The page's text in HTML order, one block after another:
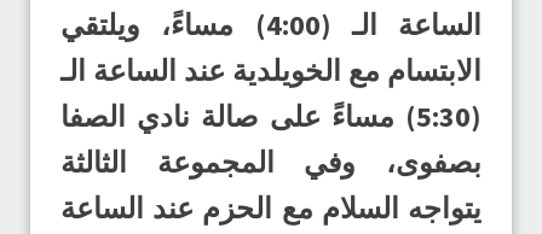
الساعة الـ (4:00) مساءً، ويلتقي
الابتسام مع الخويلدية عند الساعة الـ
(5:30) مساءً على صالة نادي الصفا
بصفوى، وفي المجموعة الثالثة
يتواجه السلام مع الحزم عند الساعة